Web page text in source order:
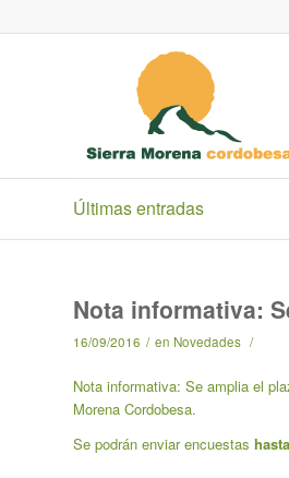
Últimas entradas
Nota informativa:
16/09/2016 / en Novedades /
Nota informativa: Se amplia el
Morena Cordobesa.
Se podrán enviar encuestas